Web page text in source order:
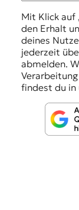
Mit Klick auf
den Erhalt
deines
jederzeit
abmelden.
findest du in